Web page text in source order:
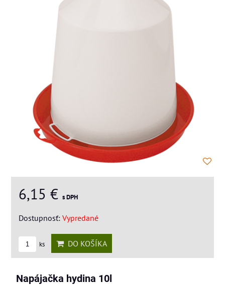
6,15 € s DPH
Dostupnosť: Vypredané
ks DO KOŠÍKA
Napájačka hydina 10l